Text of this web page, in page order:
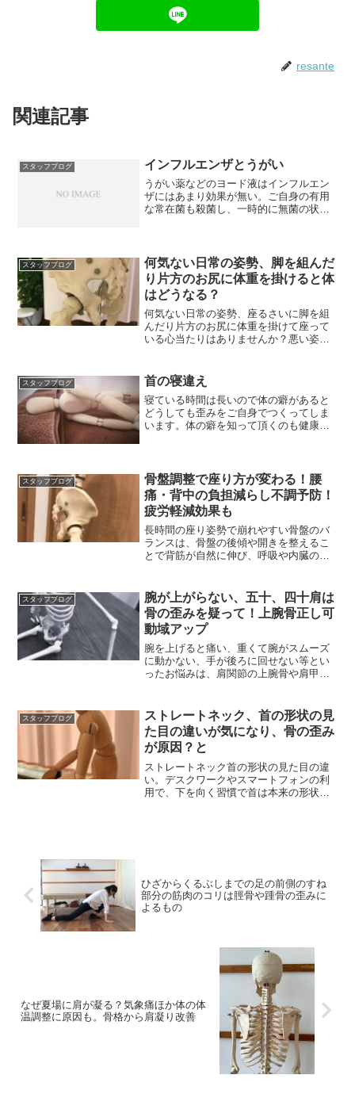
resante
関連記事
スタッフブログ インフルエンザとうがい
うがい薬などのヨード液はインフルエン
ザにはあまり効果が無い。ご自身の有用
な常在菌も殺菌し、一時的に無菌の状態
スタッフブログ
何気ない日常の姿勢、脚を組んだ
り片方のお尻に体重を掛けると体
はどうなる？
何気ない日常の姿勢、座るさいに脚を組
んだり片方のお尻に体重を掛けて座って
いる心当たりはありませんか？悪い姿勢
スタッフブログ 首の寝違え
寝ている時間は長いので体の癖があると
どうしても歪みをご自身でつくってしま
います。体の癖を知って頂くのも健康に
スタッフブログ
骨盤調整で座り方が変わる！腰
痛・背中の負担減らし不調予防！
疲労軽減効果も
長時間の座り姿勢で崩れやすい骨盤のバ
ランスは、骨盤の後傾や開きを整えるこ
とで背筋が自然に伸び、呼吸や内臓の働
スタッフブログ
腕が上がらない、五十、四十肩は
骨の歪みを疑って！上腕骨正し可
動域アップ
腕を上げると痛い、重くて腕がスムーズ
に動かない、手が後ろに回せない等とい
ったお悩みは、肩関節の上腕骨や肩甲
スタッフブログ
ストレートネック、首の形状の見
た目の違いが気になり、骨の歪み
が原因？と
ストレートネック首の形状の見た目の違
い。デスクワークやスマートフォンの利
用で、下を向く習慣で首は本来の形状よ
ひざからくるぶしまでの足の前側のすね
部分の筋肉のコリは脛骨や踵骨の歪みに
よるもの
なぜ夏場に肩が凝る？気象痛ほか体の体
温調整に原因も。骨格から肩凝り改善